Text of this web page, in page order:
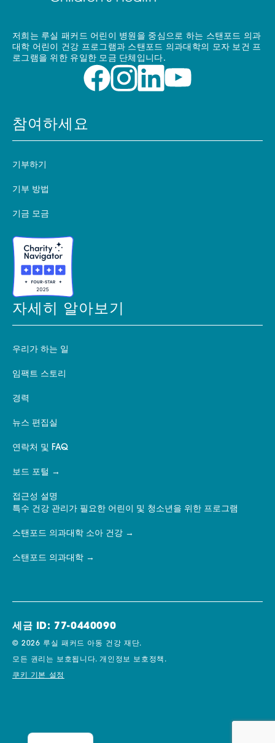
저희는 루실 패커드 어린이 병원을 중심으로 하는 스탠포드 의과
대학 어린이 건강 프로그램과 스탠포드 의과대학의 모자 보건 프
로그램을 위한 유일한 모금 단체입니다.
참여하세요
기부하기
기부 방법
기금 모금
자세히 알아보기
우리가 하는 일
임팩트 스토리
경력
뉴스 편집실
연락처 및 FAQ
보드 포털
접근성 설명
특수 건강 관리가 필요한 어린이 및 청소년을 위한 프로그램
스탠포드 의과대학 소아 건강
스탠포드 의과대학
세금 ID: 77-0440090
© 2026 루실 패커드 아동 건강 재단.
모든 권리는 보호됩니다.개인정보 보호정책.
쿠키 기본 설정